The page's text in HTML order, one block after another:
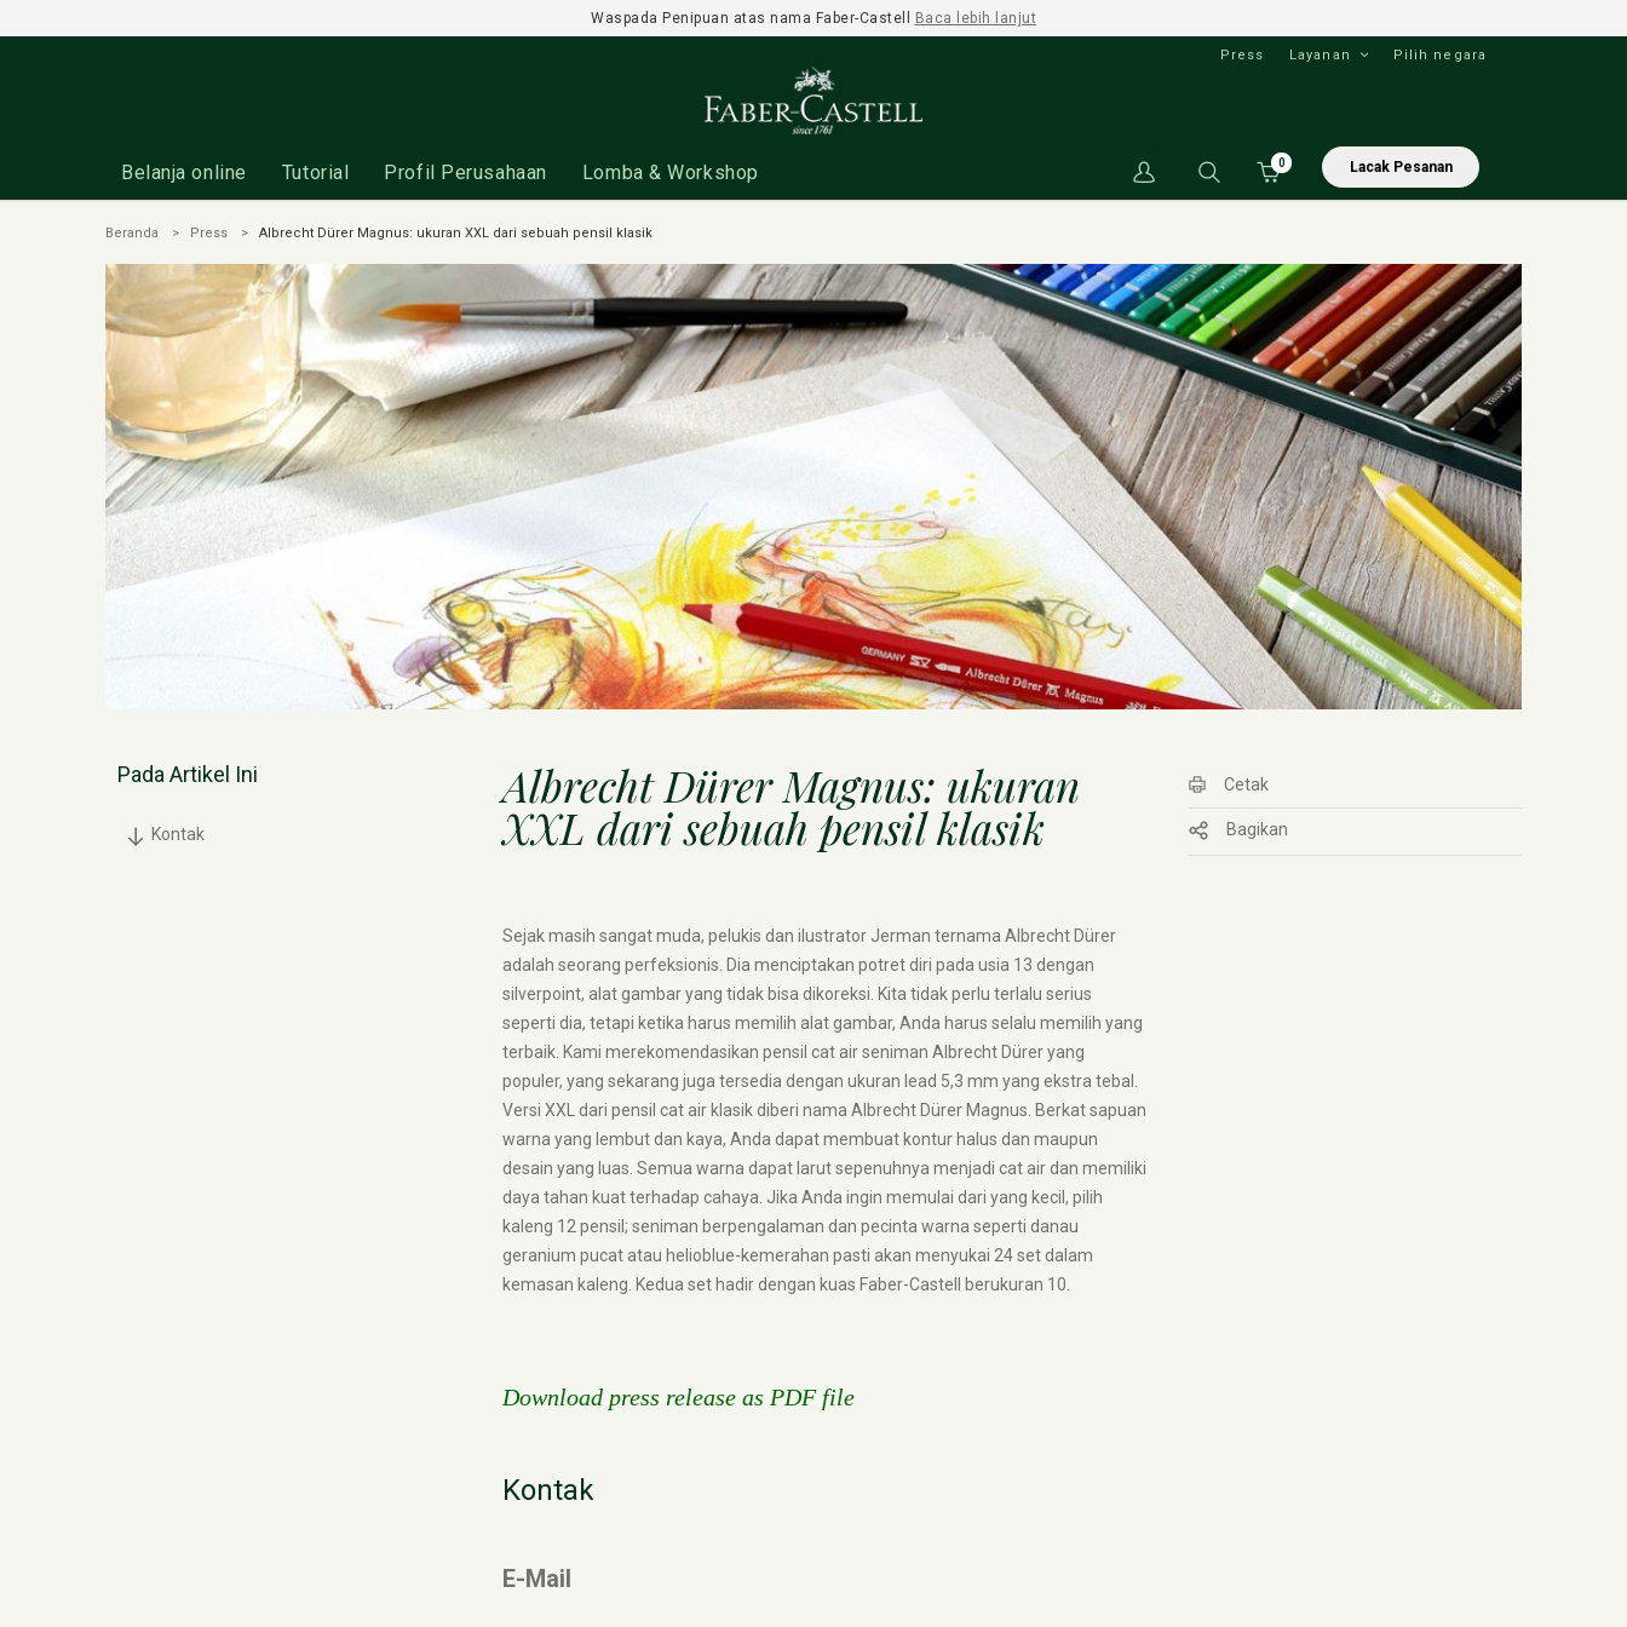
Waspada Penipuan atas nama Faber-Castell Baca lebih lanjut
Belanja online Tutorial Profil Perusahaan Lomba & Workshop
Press Layanan Pilih negara
0 Lacak Pesanan
Beranda Press Albrecht Dürer Magnus: ukuran XXL dari sebuah pensil klasik
Pada Artikel Ini
Kontak
Albrecht Dürer Magnus: ukuran
XXL dari sebuah pensil klasik
Sejak masih sangat muda, pelukis dan ilustrator Jerman ternama Albrecht Dürer
adalah seorang perfeksionis. Dia menciptakan potret diri pada usia 13 dengan
silverpoint, alat gambar yang tidak bisa dikoreksi. Kita tidak perlu terlalu serius
seperti dia, tetapi ketika harus memilih alat gambar, Anda harus selalu memilih yang
terbaik. Kami merekomendasikan pensil cat air seniman Albrecht Dürer yang
populer, yang sekarang juga tersedia dengan ukuran lead 5,3 mm yang ekstra tebal.
Versi XXL dari pensil cat air klasik diberi nama Albrecht Dürer Magnus. Berkat sapuan
warna yang lembut dan kaya, Anda dapat membuat kontur halus dan maupun
desain yang luas. Semua warna dapat larut sepenuhnya menjadi cat air dan memiliki
daya tahan kuat terhadap cahaya. Jika Anda ingin memulai dari yang kecil, pilih
kaleng 12 pensil; seniman berpengalaman dan pecinta warna seperti danau
geranium pucat atau helioblue-kemerahan pasti akan menyukai 24 set dalam
kemasan kaleng. Kedua set hadir dengan kuas Faber-Castell berukuran 10.
Download press release as PDF file
Kontak
E-Mail
Cetak
Bagikan